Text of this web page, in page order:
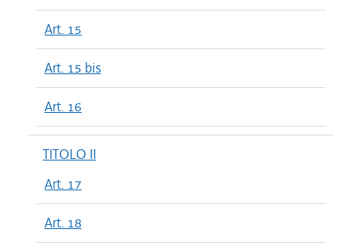
Art. 15
Art. 15 bis
Art. 16
TITOLO II
Art. 17
Art. 18